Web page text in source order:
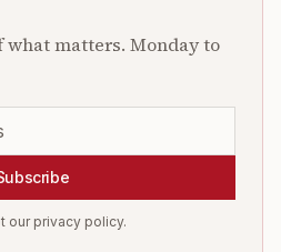
matters. Monday to
our privacy policy.